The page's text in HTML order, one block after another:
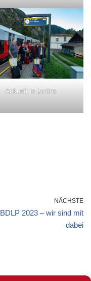
Ankunft in Lorüns
NÄCHSTE
BDLP 2023 – wir sind mit
dabei